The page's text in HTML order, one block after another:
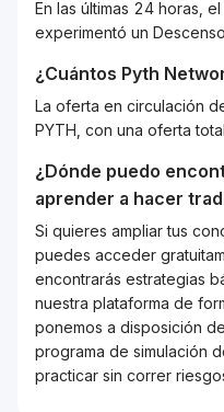
En las últimas 24 horas,
experimentó un
¿Cuántos Pyth
La oferta en circulación
PYTH, con una oferta
¿Dónde puedo
aprender a hacer
Si quieres ampliar tus
puedes acceder
encontrarás estrategias
nuestra plataforma de
ponemos a disposición
programa de simulación
practicar sin correr